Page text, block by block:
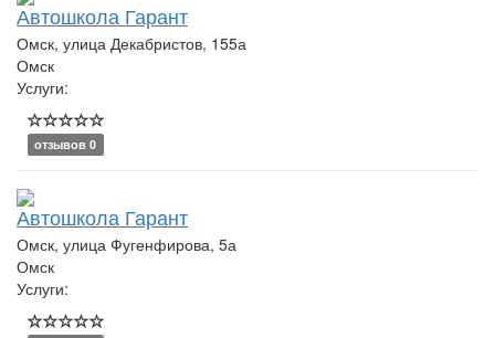
Автошкола Гарант
Омск, улица Декабристов, 155а
Омск
Услуги:
отзывов 0
Автошкола Гарант
Омск, улица Фугенфирова, 5а
Омск
Услуги: